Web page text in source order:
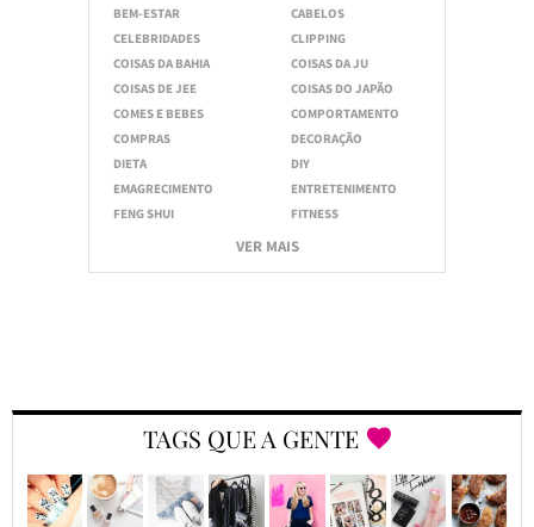
BEM-ESTAR
CABELOS
CELEBRIDADES
CLIPPING
COISAS DA BAHIA
COISAS DA JU
COISAS DE JEE
COISAS DO JAPÃO
COMES E BEBES
COMPORTAMENTO
COMPRAS
DECORAÇÃO
DIETA
DIY
EMAGRECIMENTO
ENTRETENIMENTO
FENG SHUI
FITNESS
VER MAIS
TAGS QUE A GENTE